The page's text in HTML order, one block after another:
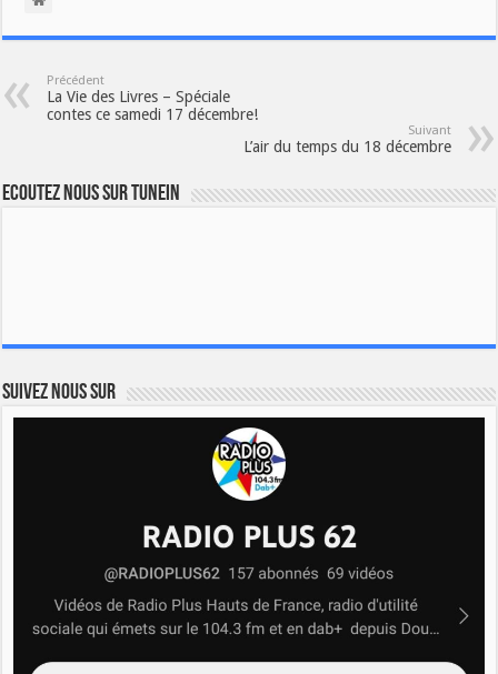
Précédent
La Vie des Livres – Spéciale
contes ce samedi 17 décembre!
Suivant
L’air du temps du 18 décembre
Ecoutez nous sur TuneIn
Suivez nous sur